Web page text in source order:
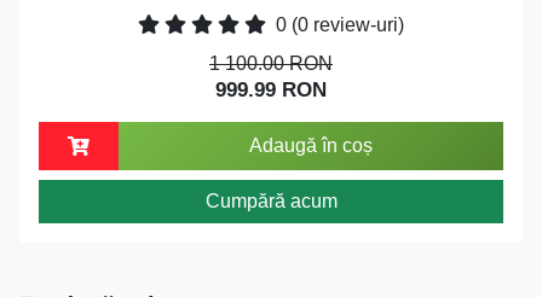
0 (0 review-uri)
1 100.00 RON
999.99 RON
Adaugă în coș
Cumpără acum